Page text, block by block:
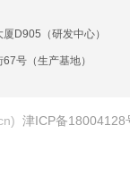
D905（研发中心）
号（生产基地）
津ICP备18004128